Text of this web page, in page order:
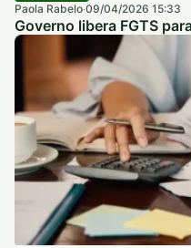
Paola Rabelo·09/04/2026 15:33
Governo libera FGTS